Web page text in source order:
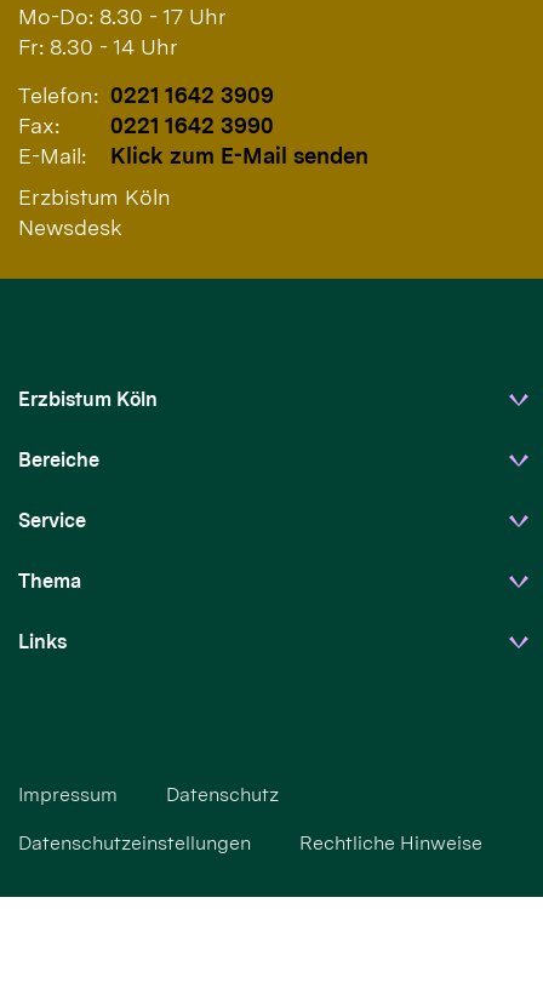
Mo-Do: 8.30 - 17 Uhr
Fr: 8.30 - 14 Uhr
Telefon: 0221 1642 3909
Fax:
0221 1642 3990
E-Mail:
Klick zum E-Mail senden
Erzbistum Köln
Newsdesk
Erzbistum Köln
Bereiche
Service
Thema
Links
Impressum Datenschutz
Datenschutzeinstellungen Rechtliche Hinweise